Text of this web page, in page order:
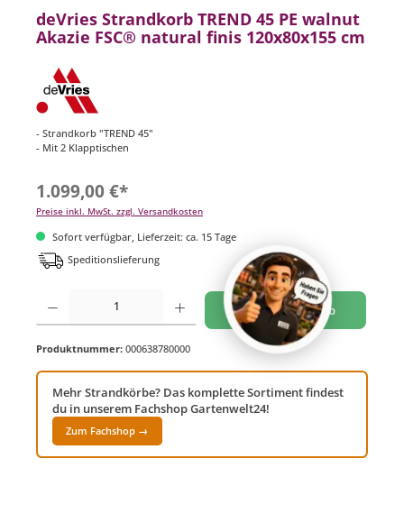
deVries Strandkorb TREND 45 PE walnut
Akazie FSC® natural finis 120x80x155 cm
- Strandkorb "TREND 45"
- Mit 2 Klapptischen
1.099,00 €*
Preise inkl. MwSt. zzgl. Versandkosten
Sofort verfügbar, Lieferzeit: ca. 15 Tage
Speditionslieferung
Produkt Anzahl: Gib den gewünschten Wert ein oder benutze die Schaltflächen um
In den Warenkorb
Produktnummer: 000638780000
Mehr Strandkörbe? Das komplette Sortiment findest
du in unserem Fachshop Gartenwelt24!
Zum Fachshop →